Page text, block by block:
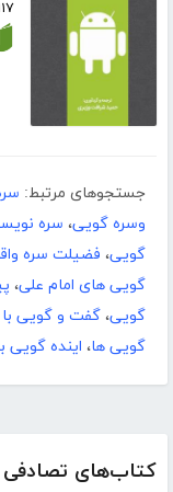
کتاب‌های تصادفی
۱۱۷
جستجوهای مرتبط:
وسره گویی، سره
گویی، فضیلت سره
گویی های امام علی،
گویی، گفت و گویی
گویی ها، اینده گویی